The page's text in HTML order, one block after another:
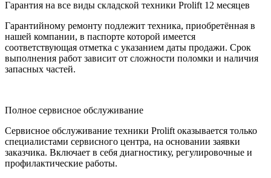
Гарантия на все виды складской техники Prolift 12 месяцев
Гарантийному ремонту подлежит техника, приобретённая в
нашей компании, в паспорте которой имеется
соответствующая отметка с указанием даты продажи. Срок
выполнения работ зависит от сложности поломки и наличия
запасных частей.
Полное сервисное обслуживание
Сервисное обслуживание техники Prolift оказывается только
специалистами сервисного центра, на основании заявки
заказчика. Включает в себя диагностику, регулировочные и
профилактические работы.